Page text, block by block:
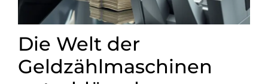
Die Welt der
Geldzählmaschinen